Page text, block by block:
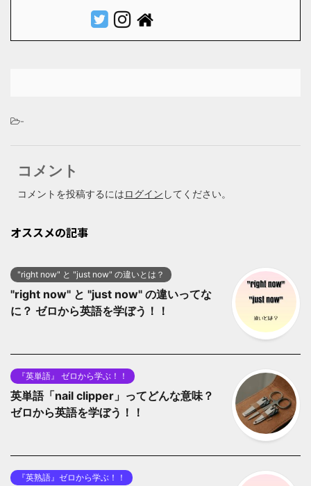
-
コメント
コメントを投稿するにはログイン してください。
オススメの記事
"right now" と "just now" の違いとは？
"right now" と "just now" の違いってな
に？ ゼロから英語を学ぼう！！
『英単語』 ゼロから学ぶ！！
英単語「nail clipper」ってどんな意味？
ゼロから英語を学ぼう！！
『英熟語』ゼロから学ぶ！！